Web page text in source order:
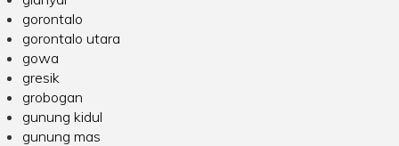
gorontalo
gorontalo utara
gowa
gresik
grobogan
gunung kidul
gunung mas